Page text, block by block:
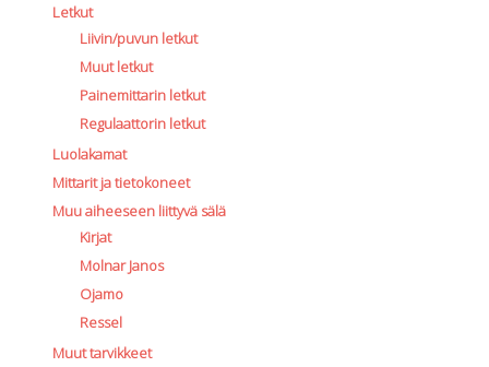
Letkut
Liivin/puvun letkut
Muut letkut
Painemittarin letkut
Regulaattorin letkut
Luolakamat
Mittarit ja tietokoneet
Muu aiheeseen liittyvä sälä
Kirjat
Molnar Janos
Ojamo
Ressel
Muut tarvikkeet